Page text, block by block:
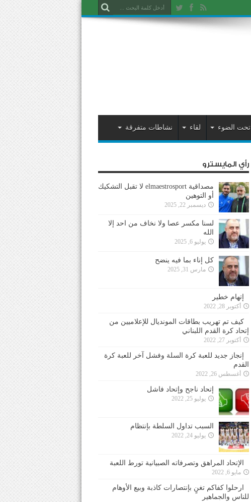
تحت الضوء لقاء نشاطات متفرقة
رأي المايسترو
مصداقية elmaestrosport لا تقبل التشكيك
أو التوهين
ديسمبر 22, 2025
لسنا مكسر عصا ولا نخاف من احد إلا
الله
يوليو 6, 2025
كل إناء بما فيه ينضح
مارس 31, 2025
إتهام خطير
أكتوبر 28, 2022
كيف تم تهريب بطاقات المونديال للإعلاميين من
إتحاد كرة القدم اللبناني
أكتوبر 27, 2022
إنجاز جديد للعبة كرة السلة وفشل آخر للعبة كرة
القدم
أغسطس 26, 2022
إتحاد ناجح وإتحاد فاشل
يوليو 25, 2022
السبب تداول السلطة بإنتظام
يوليو 24, 2022
الإتحاد المراهق وتصرفاته الصبيانية تورط اللعبة
مايو 6, 2022
ارحلوا كفاكم تغنٍ بإنتصارات كاذبة وبيع الأوهام
للناس والجماهير